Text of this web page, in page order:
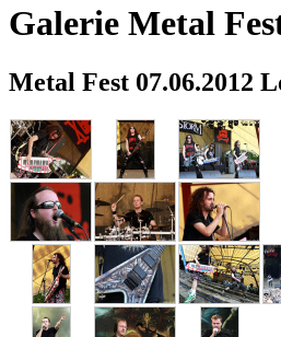
Galerie Metal
Metal Fest 07.06.2012